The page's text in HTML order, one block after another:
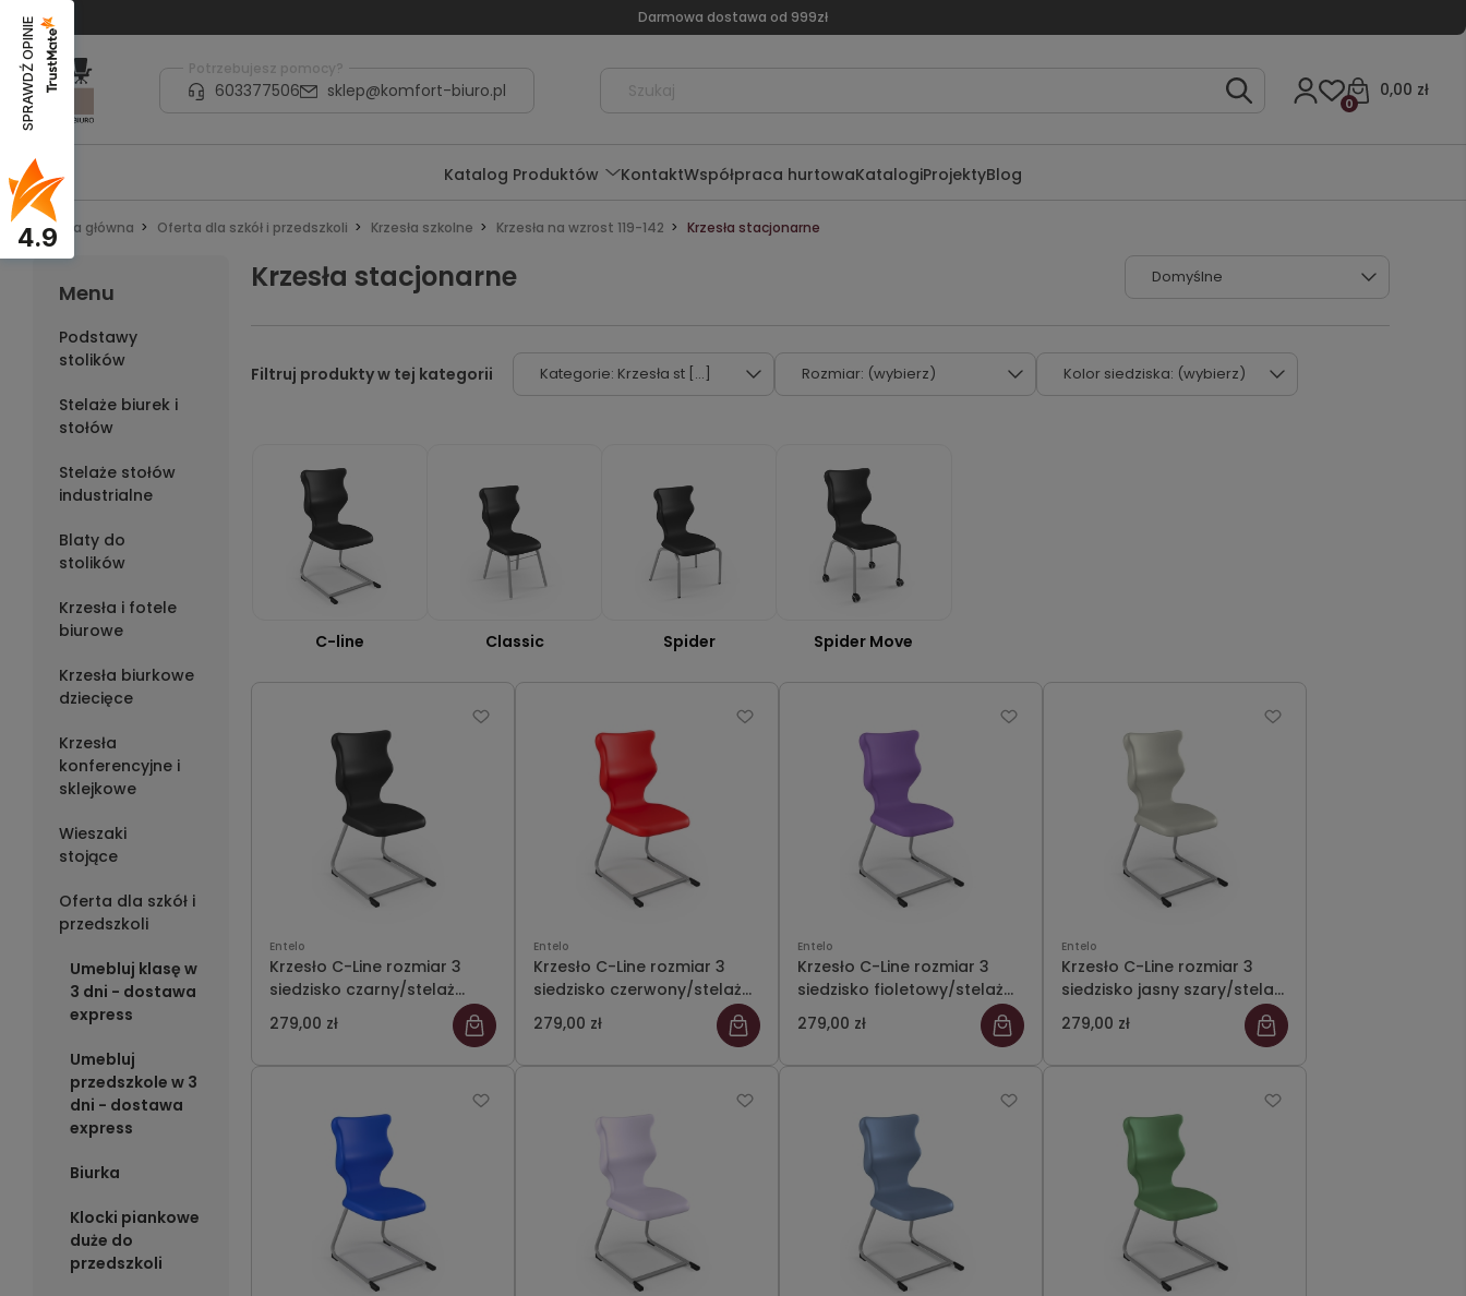
Darmowa dostawa od 999zł
Potrzebujesz pomocy?
603377506 sklep@komfort-biuro.pl 0,00 zł
0
Katalog Produktów KontaktWspółpraca hurtowaKatalogiProjektyBlog
Strona główna Oferta dla szkół i przedszkoli Krzesła szkolne Krzesła na wzrost 119-142 Krzesła stacjonarne
Menu
Podstawy
stolików
Stelaże biurek i
stołów
Stelaże stołów
industrialne
Blaty do
stolików
Krzesła i fotele
biurowe
Krzesła biurkowe
dziecięce
Krzesła
konferencyjne i
sklejkowe
Wieszaki
stojące
Oferta dla szkół i
przedszkoli
Umebluj klasę w
3 dni - dostawa
express
Umebluj
przedszkole w 3
dni - dostawa
express
Biurka
Klocki piankowe
duże do
przedszkoli
Krzesła stacjonarne
Kategorie: Krzesła st [...] Rozmiar: (wybierz) Kolor siedziska: (wybierz)
C-line Classic Spider Spider Move
Entelo
Krzesło C-Line rozmiar 3
siedzisko czarny/stelaż
szary
279,00 zł
Entelo
Krzesło C-Line rozmiar 3
siedzisko czerwony/stelaż
szary
279,00 zł
Entelo
Krzesło C-Line rozmiar 3
siedzisko fioletowy/stelaż
szary
279,00 zł
Entelo
Krzesło C-Line rozmiar 3
siedzisko jasny szary/stelaż
szary
279,00 zł
SPRAWDŹ OPINIE
4.9